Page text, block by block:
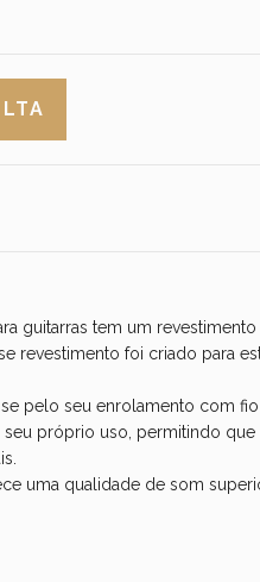
guitarras tem um
revestimento foi criado para
pelo seu enrolamento com fio
seu próprio uso, permitindo que
uma qualidade de som